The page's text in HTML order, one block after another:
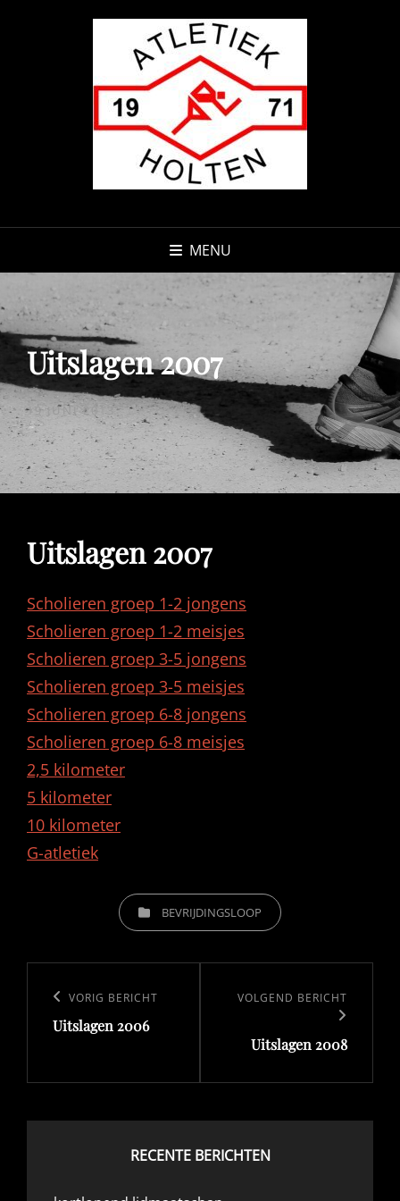
MENU
Uitslagen 2007
GEPUBLICEERD
OP
19 JUNI 2013
Uitslagen 2007
Scholieren groep 1-2 jongens
Scholieren groep 1-2 meisjes
Scholieren groep 3-5 jongens
Scholieren groep 3-5 meisjes
Scholieren groep 6-8 jongens
Scholieren groep 6-8 meisjes
2,5 kilometer
5 kilometer
10 kilometer
G-atletiek
CATEGORIEËNBEVRIJDINGSLOOP
navigatie
Vorig
bericht
VORIG BERICHT
Uitslagen 2006
Volgend
VOLGEND BERICHT
Uitslagen 2008
RECENTE BERICHTEN